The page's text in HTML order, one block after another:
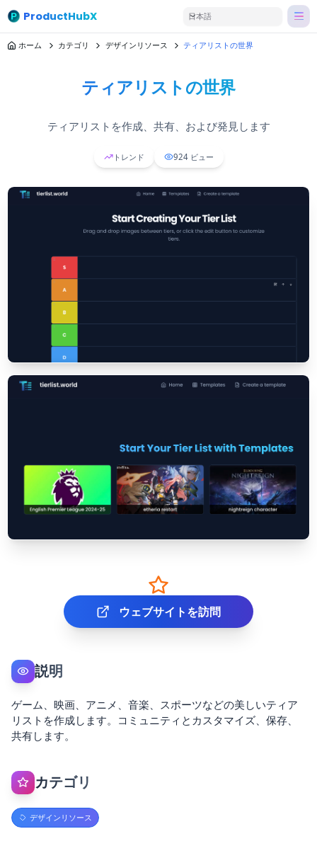
ProductHubX 日本語
ホーム カテゴリ デザインリソース ティアリストの世界
ティアリストの世界
ティアリストを作成、共有、および発見します
トレンド 924 ビュー
ウェブサイトを訪問
説明
ゲーム、映画、アニメ、音楽、スポーツなどの美しいティア
リストを作成します。コミュニティとカスタマイズ、保存、
共有します。
カテゴリ
デザインリソース